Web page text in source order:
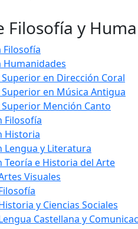
Filosofía y
Filosofía
Humanidades
en Dirección Coral
en Música Antigua
Mención Canto
Filosofía
Historia
Lengua y Literatura
Teoría e Historia del Arte
Visuales
y Ciencias Sociales
Castellana y